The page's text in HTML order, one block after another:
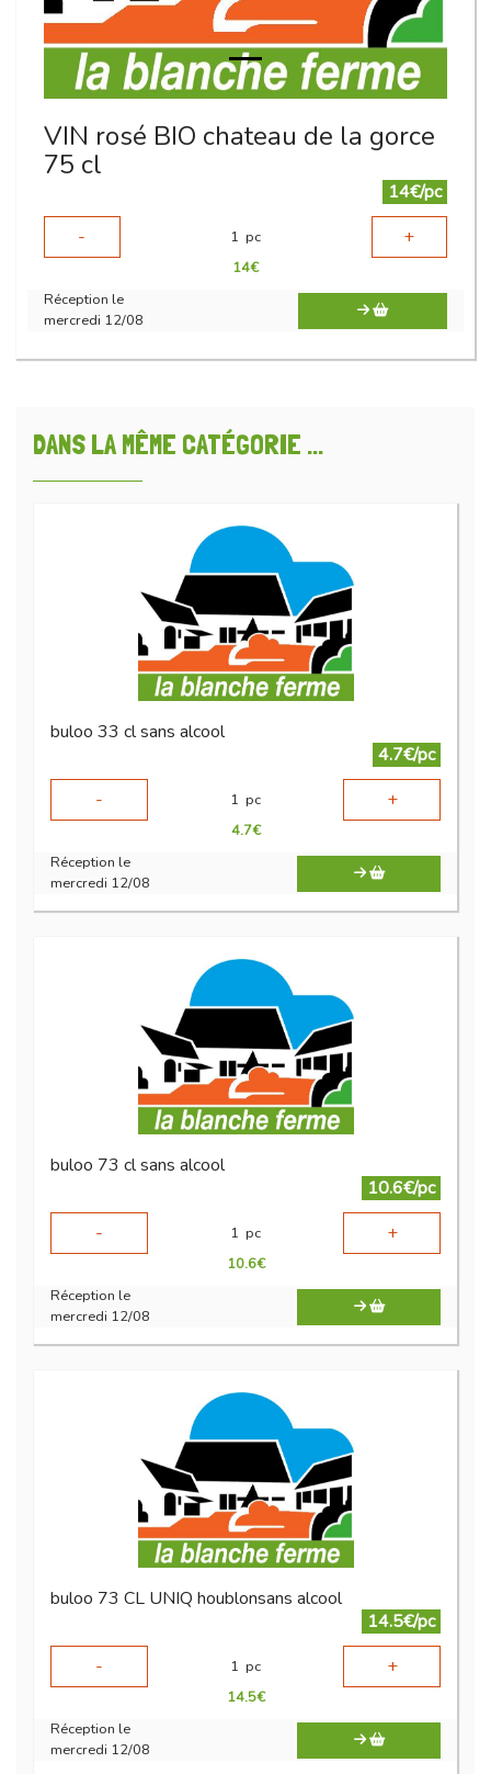
VIN rosé BIO chateau de la gorce
75 cl
14€/pc
-
1 pc +
14€
Réception le
mercredi 12/08
DANS LA MÊME CATÉGORIE ...
buloo 33 cl sans alcool
4.7€/pc
-
1 pc +
4.7€
Réception le
mercredi 12/08
buloo 73 cl sans alcool
10.6€/pc
-
1 pc +
10.6€
Réception le
mercredi 12/08
buloo 73 CL UNIQ houblonsans alcool
14.5€/pc
-
1 pc +
14.5€
Réception le
mercredi 12/08